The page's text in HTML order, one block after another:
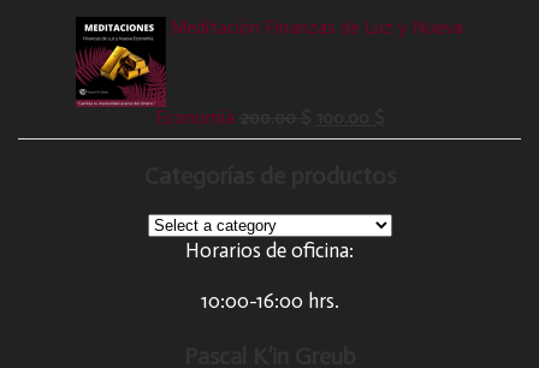
Meditación Finanzas de Luz y Nueva
Economía
Horarios de oficina:
10:00-16:00 hrs.